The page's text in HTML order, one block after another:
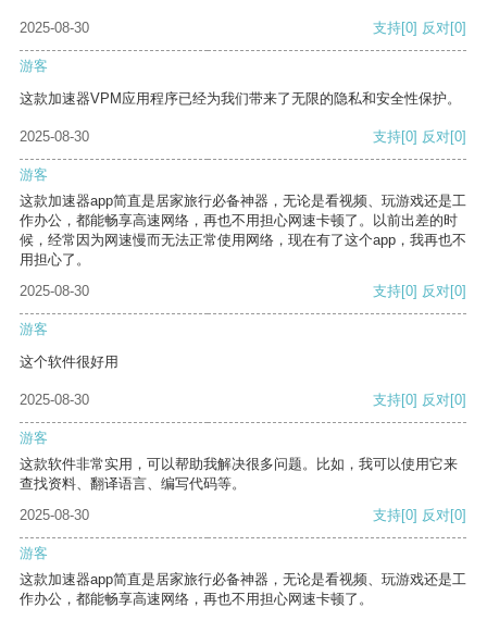
2025-08-30 支持[0] 反对[0]
游客
这款加速器VPM应用程序已经为我们带来了无限的隐私和安全性保护。
2025-08-30 支持[0] 反对[0]
游客
这款加速器app简直是居家旅行必备神器，无论是看视频、玩游戏还是工
作办公，都能畅享高速网络，再也不用担心网速卡顿了。以前出差的时
候，经常因为网速慢而无法正常使用网络，现在有了这个app，我再也不
用担心了。
2025-08-30
支持[0] 反对[0]
游客
这个软件很好用
2025-08-30 支持[0] 反对[0]
游客
这款软件非常实用，可以帮助我解决很多问题。比如，我可以使用它来
查找资料、翻译语言、编写代码等。
2025-08-30
支持[0] 反对[0]
游客
这款加速器app简直是居家旅行必备神器，无论是看视频、玩游戏还是工
作办公，都能畅享高速网络，再也不用担心网速卡顿了。